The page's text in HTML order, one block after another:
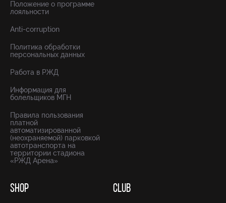
Положение о программе
лояльности
Anti-corruption
Политика обработки
персональных данных
Работа в РЖД
Информация для
болельщиков МГН
Правила пользования
платной
автоматизированной
(неохраняемой) парковкой
автотранспорта на
территории стадиона
«РЖД Арена»
SHOP CLUB